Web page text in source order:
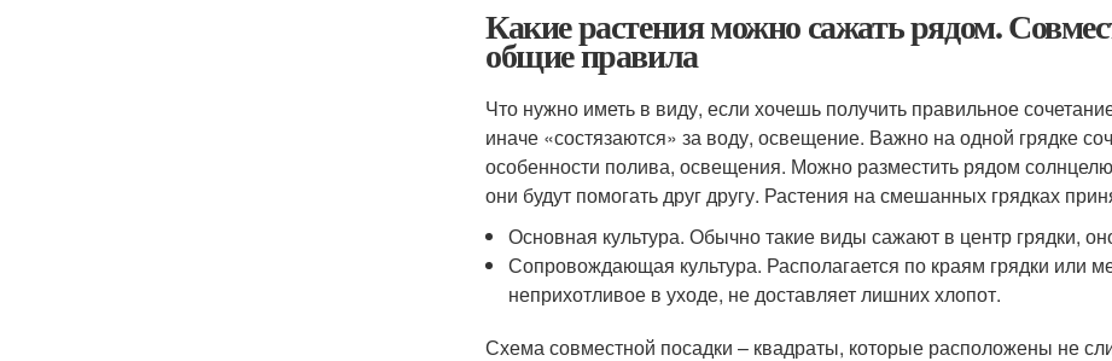
Какие растения можно сажать рядом.
общие правила
Что нужно иметь в виду, если хочешь получить правильное
иначе «состязаются» за воду, освещение. Важно на одной грядке
особенности полива, освещения. Можно разместить рядом
они будут помогать друг другу. Растения на смешанных грядках
Основная культура. Обычно такие виды сажают в центр грядки,
Сопровождающая культура. Располагается по краям грядки или
неприхотливое в уходе, не доставляет лишних хлопот.
Схема совместной посадки – квадраты, которые расположены не